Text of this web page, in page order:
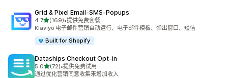
Grid & Pixel Email‑SMS‑Popups
4.7星（满分 5 星）
(169)
总共 169 条评论
•提供免费套餐
Klaviyo 电子邮件营销自动运行、电子邮件模板、弹出窗口、短信
Built for Shopify
Dataships Checkout Opt‑in
5.0星（满分 5 星）
(72)
总共 72 条评论
•提供免费试用
通过优化营销同意收集来增加收入